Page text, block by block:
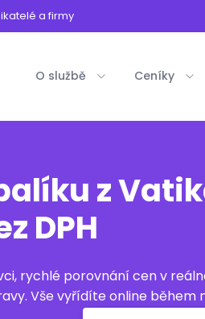
a firmy
O službě Ceníky
z
DPH
rychlé porovnání cen v
Vše vyřídíte online během